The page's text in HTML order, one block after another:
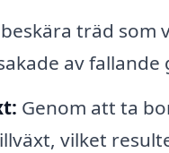
träd som
av fallande
Genom att ta
vilket